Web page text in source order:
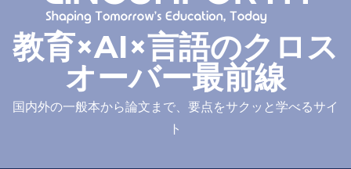
教育×AI×言語のクロス
オーバー最前線
国内外の一般本から論文まで、要点をサクッと学べるサイ
ト